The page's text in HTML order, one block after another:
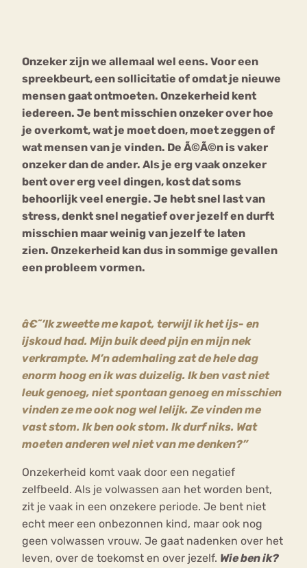
Onzeker zijn we allemaal wel eens. Voor een
spreekbeurt, een sollicitatie of omdat je nieuwe
mensen gaat ontmoeten. Onzekerheid kent
iedereen. Je bent misschien onzeker over hoe
je overkomt, wat je moet doen, moet zeggen of
wat mensen van je vinden. De Ã©Ã©n is vaker
onzeker dan de ander. Als je erg vaak onzeker
bent over erg veel dingen, kost dat soms
behoorlijk veel energie. Je hebt snel last van
stress, denkt snel negatief over jezelf en durft
misschien maar weinig van jezelf te laten
zien. Onzekerheid kan dus in sommige gevallen
een probleem vormen.
â€˜’Ik zweette me kapot, terwijl ik het ijs- en
ijskoud had. Mijn buik deed pijn en mijn nek
verkrampte. M’n ademhaling zat de hele dag
enorm hoog en ik was duizelig. Ik ben vast niet
leuk genoeg, niet spontaan genoeg en misschien
vinden ze me ook nog wel lelijk. Ze vinden me
vast stom. Ik ben ook stom. Ik durf niks. Wat
moeten anderen wel niet van me denken?”
Onzekerheid komt vaak door een negatief
zelfbeeld. Als je volwassen aan het worden bent,
zit je vaak in een onzekere periode. Je bent niet
echt meer een onbezonnen kind, maar ook nog
geen volwassen vrouw. Je gaat nadenken over het
leven, over de toekomst en over jezelf. Wie ben ik?
Forum
mia
Nerv
osa
Eetstoornis Anorexia Nervosa
Eetbuien Piekeren Sport
Trauma
Orthorexia
Afvallen Angst